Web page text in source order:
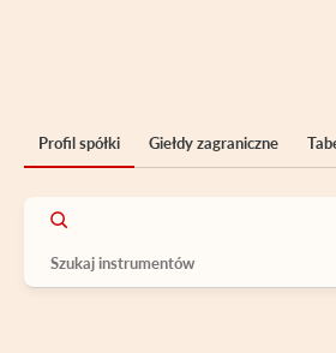
Profil spółki Giełdy zagraniczne